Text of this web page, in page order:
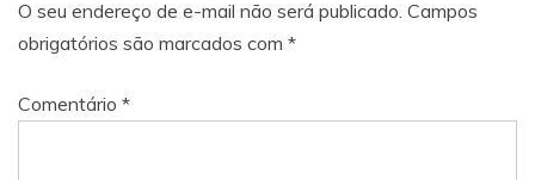
O seu endereço de e-mail não será publicado. Campos
obrigatórios são marcados com *
Comentário *